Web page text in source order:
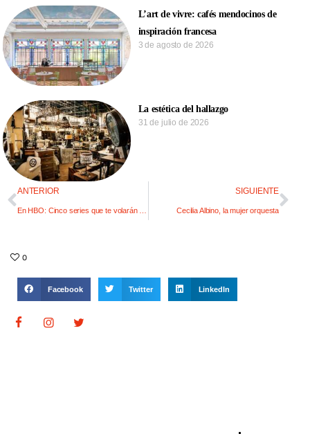
L’art de vivre: cafés mendocinos de
inspiración francesa
3 de agosto de 2026
La estética del hallazgo
31 de julio de 2026
ANTERIOR SIGUIENTE
Cecilia Albino, la mujer orquesta
0
Facebook Twitter LinkedIn